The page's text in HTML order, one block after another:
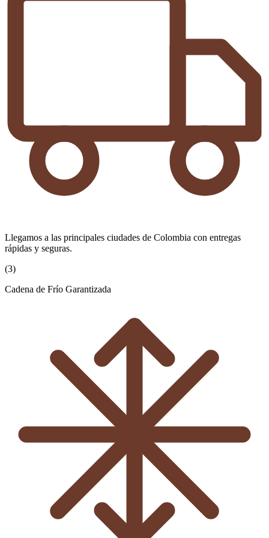
Llegamos a las principales ciudades de Colombia con entregas
rápidas y seguras.
(3)
Cadena de Frío Garantizada